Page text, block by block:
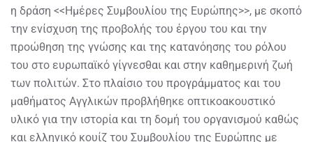
η δράση <<Ημέρες Συμβουλίου της Ευρώπης>>, με σκοπό
την ενίσχυση της προβολής του έργου του και την
προώθηση της γνώσης και της κατανόησης του ρόλου
του στο ευρωπαϊκό γίγνεσθαι και στην καθημερινή ζωή
των πολιτών. Στο πλαίσιο του προγράμματος και του
μαθήματος Αγγλικών προβλήθηκε οπτικοακουστικό
υλικό για την ιστορία και τη δομή του οργανισμού καθώς
και ελληνικό κουίζ του Συμβουλίου της Ευρώπης με